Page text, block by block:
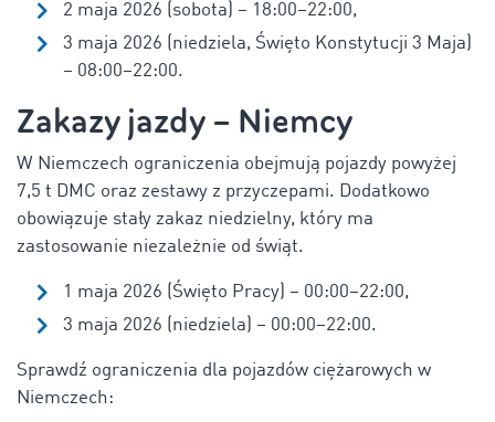
2 maja 2026 (sobota) – 18:00–22:00,
3 maja 2026 (niedziela, Święto Konstytucji 3 Maja)
– 08:00–22:00.
Zakazy jazdy – Niemcy
W Niemczech ograniczenia obejmują pojazdy powyżej
7,5 t DMC oraz zestawy z przyczepami. Dodatkowo
obowiązuje stały zakaz niedzielny, który ma
zastosowanie niezależnie od świąt.
1 maja 2026 (Święto Pracy) – 00:00–22:00,
3 maja 2026 (niedziela) – 00:00–22:00.
Sprawdź ograniczenia dla pojazdów ciężarowych w
Niemczech: